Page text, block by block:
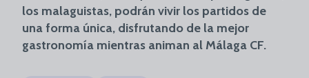
los malaguistas, podrán vivir los partidos de
una forma única, disfrutando de la mejor
gastronomía mientras animan al Málaga CF.